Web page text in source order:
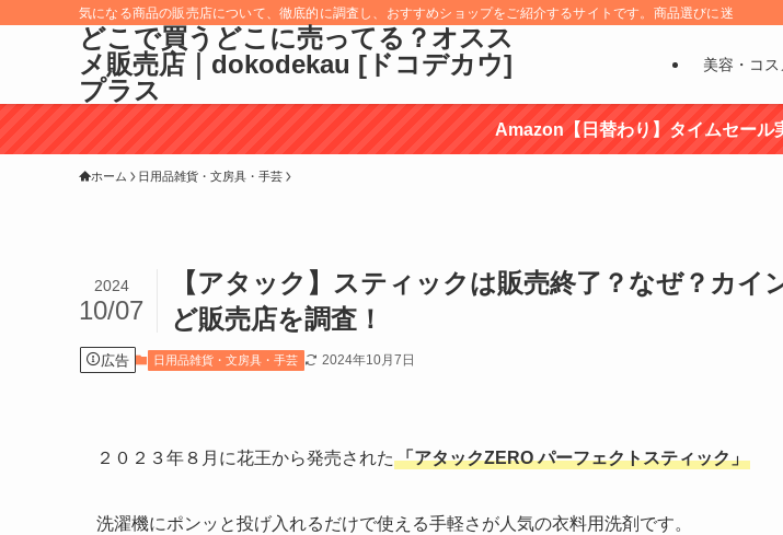
気になる商品の販売店について、徹底的に調査し、おすすめショップをご紹介するサイトです。商品選びに迷うもの
どこで買うどこに売ってる？オスス
メ販売店｜dokodekau [ドコデカウ]
プラス
美容・コ
Amazon【日替わり】タイムセール
ホーム 日用品雑貨・文房具・手芸
【アタック】スティックは販売終了？なぜ？カイ
ど販売店を調査！
2024
10/07
広告 日用品雑貨・文房具・手芸 2024年10月7日
２０２３年８月に花王から発売された 「アタックZERO パーフェクトスティック」
洗濯機にポンッと投げ入れるだけで使える手軽さが人気の衣料用洗剤です。